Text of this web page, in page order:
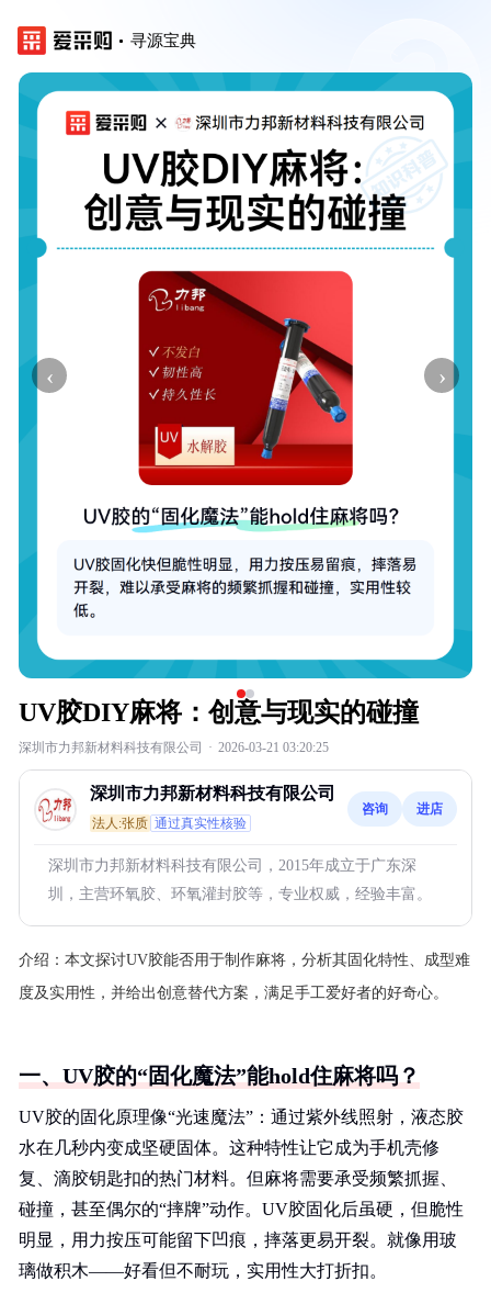
寻源宝典
‹ ›
UV胶DIY麻将：创意与现实的碰撞
深圳市力邦新材料科技有限公司 · 2026-03-21 03:20:25
深圳市力邦新材料科技有限公司
法人:张质 通过真实性核验
咨询 进店
深圳市力邦新材料科技有限公司，2015年成立于广东深
圳，主营环氧胶、环氧灌封胶等，专业权威，经验丰富。
介绍： 本文探讨UV胶能否用于制作麻将，分析其固化特性、成型难
度及实用性，并给出创意替代方案，满足手工爱好者的好奇心。
一、UV胶的“固化魔法”能hold住麻将吗？
UV胶的固化原理像“光速魔法”：通过紫外线照射，液态胶
水在几秒内变成坚硬固体。这种特性让它成为手机壳修
复、滴胶钥匙扣的热门材料。但麻将需要承受频繁抓握、
碰撞，甚至偶尔的“摔牌”动作。UV胶固化后虽硬，但脆性
明显，用力按压可能留下凹痕，摔落更易开裂。就像用玻
璃做积木——好看但不耐玩，实用性大打折扣。